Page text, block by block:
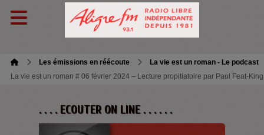
Les émissions en réécoute
La vie est un roman - Le podcast
La vie est un roman # 06 février 2024 – Lecture propitiatoire par Paul Feat-
. . . . ECOUTER ON LINE . . . . . .